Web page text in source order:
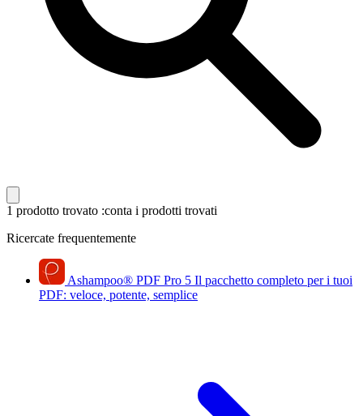
1 prodotto trovato :conta i prodotti trovati
Ricercate frequentemente
Ashampoo® PDF Pro 5 Il pacchetto completo per i tuoi
PDF: veloce, potente, semplice